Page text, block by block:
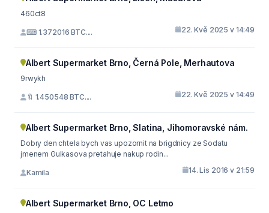
460ct8
⌨ 1.372016 BTC.... 22. Kvě 2025 v 14:49
Albert Supermarket Brno, Černá Pole, Merhautova
9rwykh
🔖 1.450548 BTC.... 22. Kvě 2025 v 14:49
Albert Supermarket Brno, Slatina, Jihomoravské nám.
Dobry den chtela bych vas upozornit na brigdnicy ze Sodatu
jmenem Gulkasova pretahuje nakup rodin...
Kamila 14. Lis 2016 v 21:59
Albert Supermarket Brno, OC Letmo